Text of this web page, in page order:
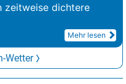
zeitweise dichtere
Mehr lesen
Wetter